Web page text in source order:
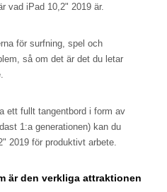
vad iPad 10,2" 2019 är.
för surfning, spel och
så om det är det du letar
ett fullt tangentbord i form av
1:a generationen) kan du
2019 för produktivt arbete.
är den verkliga attraktionen